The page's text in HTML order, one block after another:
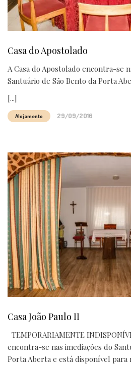
Casa do Apostolado
A Casa do Apostolado encontra-se
Santuário de São Bento da Porta
[...]
Alojamento 29/09/2016
Casa João Paulo II
TEMPORARIAMENTE
encontra-se nas imediações do
Porta Aberta e está disponível